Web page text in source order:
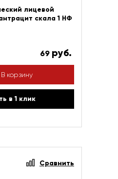
лицевой
скала 1 НФ
69 руб.
В корзину
в 1 клик
Сравнить